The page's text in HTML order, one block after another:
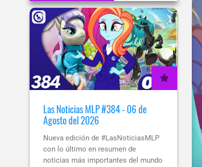
Las Noticias MLP #384 - 06 de
Agosto del 2026
Nueva edición de #LasNoticiasMLP
con lo último en resumen de
noticias más importantes del mundo